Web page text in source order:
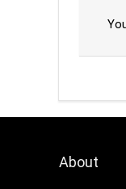
About